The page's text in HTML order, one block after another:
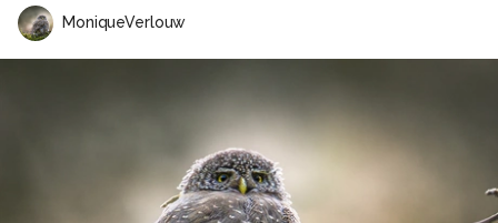
MoniqueVerlouw